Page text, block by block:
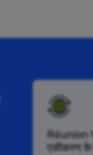
Réunion
एकीकरण के